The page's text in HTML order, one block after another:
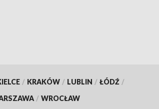
/ KRAKÓW / LUBLIN / ŁÓDŹ /
/ WROCŁAW